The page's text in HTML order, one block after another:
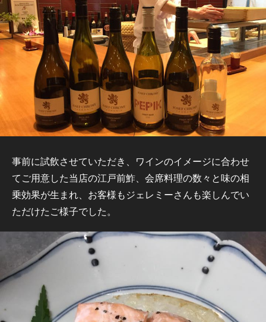
事前に試飲させていただき、ワインのイメージに合わせ
てご用意した当店の江戸前鮓、会席料理の数々と味の相
乗効果が生まれ、お客様もジェレミーさんも楽しんでい
ただけたご様子でした。